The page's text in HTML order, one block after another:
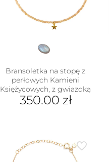
Bransoletka na stopę z
perłowych Kamieni
Księżycowych, z gwiazdką
350.00 zł